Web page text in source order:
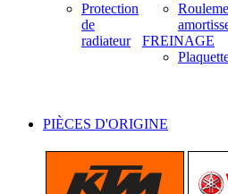
Protection
de
radiateur
FREINAGE
PIÈCES D'ORIGINE